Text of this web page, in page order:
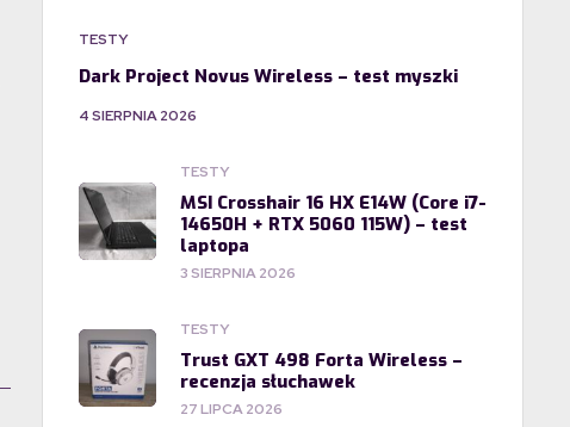
TESTY
Dark Project Novus Wireless – test myszki
4 SIERPNIA 2026
TESTY
MSI Crosshair 16 HX E14W (Core i7-
14650H + RTX 5060 115W) – test
laptopa
3 SIERPNIA 2026
TESTY
Trust GXT 498 Forta Wireless –
recenzja słuchawek
27 LIPCA 2026